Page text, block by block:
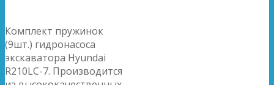
Комплект пружинок
(9шт.) гидронасоса
экскаватора Hyundai
R210LC-7. Производится